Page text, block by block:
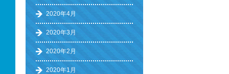
2020年4月
2020年3月
2020年2月
2020年1月